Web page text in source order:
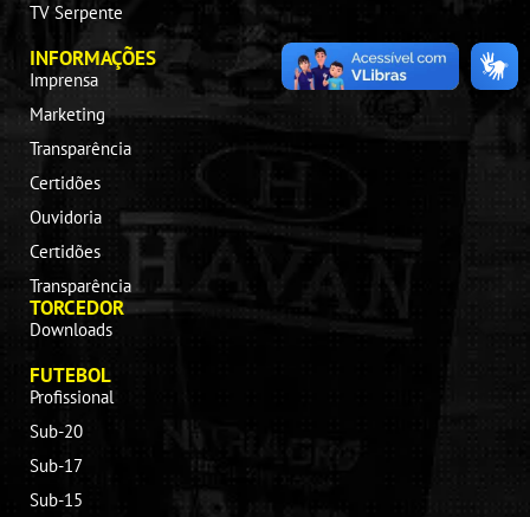
TV Serpente
INFORMAÇÕES
Imprensa
Marketing
Transparência
Certidões
Ouvidoria
Certidões
Transparência
TORCEDOR
Downloads
FUTEBOL
Profissional
Sub-20
Sub-17
Sub-15